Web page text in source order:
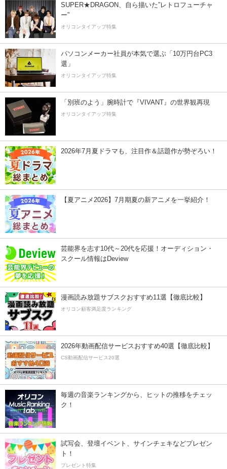
SUPER★DRAGON、自ら描いた”レトロフューチャ
ー”
オリコンタイアップ特集
パソコンメーカー社員が本気で選ぶ「10万円台PC3
選」
オリコンタイアップ特集
「別班のよう」腕時計で『VIVANT』の世界観再現
オリコンタイアップ特集
2026年7月夏ドラマも、注目作＆話題作が勢ぞろい！
【夏アニメ2026】7月期夏の新アニメを一挙紹介！
芸能界を志す10代～20代を応援！オーディション・
スクール情報はDeview
漫画読み放題サブスクおすすめ11選【徹底比較】
オリコン顧客満足度ランキング
2026年動画配信サービスおすすめ40選【徹底比較】
CS動画配信サービス20選
毎週の音楽ランキングから、ヒットの推移をチェッ
ク！
試写会、登壇イベント、サインチェキなどプレゼン
ト！
プレゼント特集